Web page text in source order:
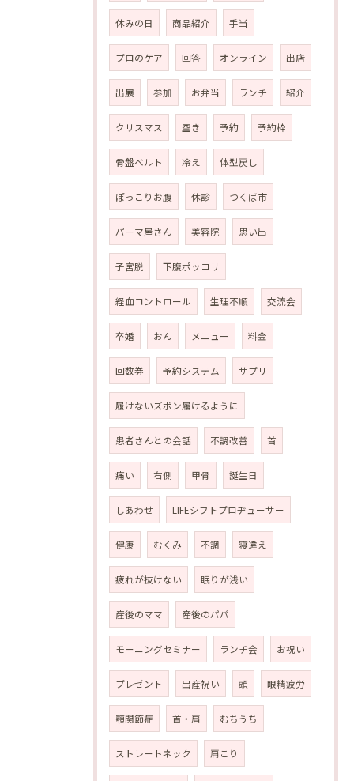
休みの日 商品紹介 手当
プロのケア 回答 オンライン 出店
出展 参加 お弁当 ランチ 紹介
クリスマス 空き 予約 予約枠
骨盤ベルト 冷え 体型戻し
ぽっこりお腹 休診 つくば市
パーマ屋さん 美容院 思い出
子宮脱 下腹ポッコリ
経血コントロール 生理不順 交流会
卒婚 おん メニュー 料金
回数券 予約システム サプリ
履けないズボン履けるように
患者さんとの会話 不調改善 首
痛い 右側 甲骨 誕生日
しあわせ LIFEシフトプロヂューサー
健康 むくみ 不調 寝違え
疲れが抜けない 眠りが浅い
産後のママ 産後のパパ
モーニングセミナー ランチ会 お祝い
プレゼント 出産祝い 頭 眼精疲労
顎関節症 首・肩 むちうち
ストレートネック 肩こり